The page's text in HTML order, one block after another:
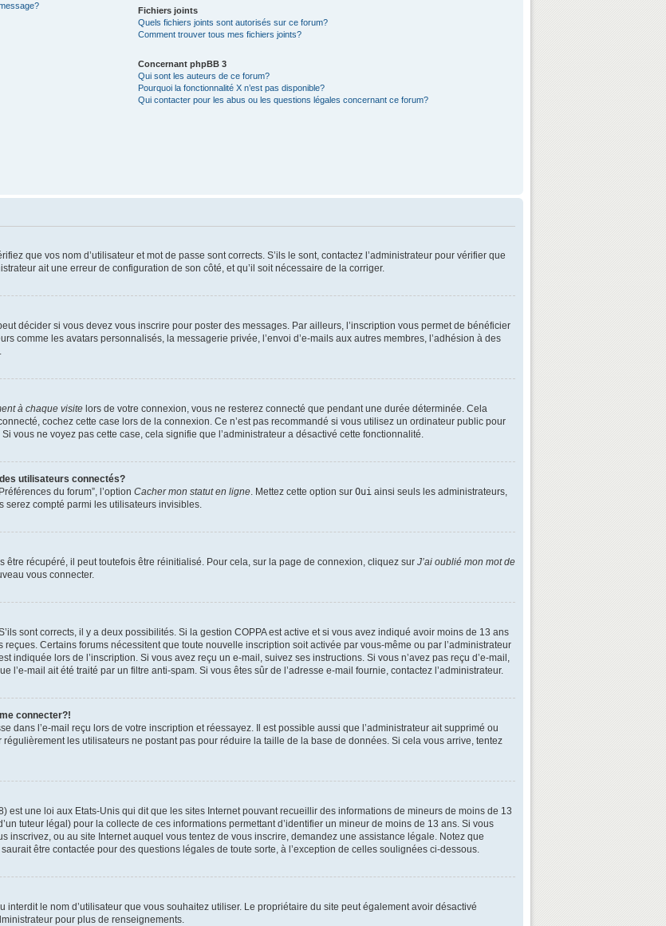
Fichiers joints
Quels fichiers joints sont autorisés sur ce forum?
Comment trouver tous mes fichiers joints?
Concernant phpBB 3
Qui sont les auteurs de ce forum?
Pourquoi la fonctionnalité X n’est pas disponible?
Qui contacter pour les abus ou les questions légales concernant ce forum?
que vos nom d’utilisateur et mot de passe sont corrects. S’ils le sont, contactez l’administrateur pour vérifier que
ait une erreur de configuration de son côté, et qu’il soit nécessaire de la corriger.
décider si vous devez vous inscrire pour poster des messages. Par ailleurs, l’inscription vous permet de bénéficier
comme les avatars personnalisés, la messagerie privée, l’envoi d’e-mails aux autres membres, l’adhésion à des
à chaque visite lors de votre connexion, vous ne resterez connecté que pendant une durée déterminée. Cela
cochez cette case lors de la connexion. Ce n’est pas recommandé si vous utilisez un ordinateur public pour
vous ne voyez pas cette case, cela signifie que l’administrateur a désactivé cette fonctionnalité.
utilisateurs connectés?
du forum”, l’option Cacher mon statut en ligne. Mettez cette option sur Oui ainsi seuls les administrateurs,
serez compté parmi les utilisateurs invisibles.
être récupéré, il peut toutefois être réinitialisé. Pour cela, sur la page de connexion, cliquez sur J’ai oublié mon mot de
vous connecter.
sont corrects, il y a deux possibilités. Si la gestion COPPA est active et si vous avez indiqué avoir moins de 13 ans
reçues. Certains forums nécessitent que toute nouvelle inscription soit activée par vous-même ou par l’administrateur
indiquée lors de l’inscription. Si vous avez reçu un e-mail, suivez ses instructions. Si vous n’avez pas reçu d’e-mail,
l’e-mail ait été traité par un filtre anti-spam. Si vous êtes sûr de l’adresse e-mail fournie, contactez l’administrateur.
connecter?!
dans l’e-mail reçu lors de votre inscription et réessayez. Il est possible aussi que l’administrateur ait supprimé ou
les utilisateurs ne postant pas pour réduire la taille de la base de données. Si cela vous arrive, tentez
est une loi aux Etats-Unis qui dit que les sites Internet pouvant recueillir des informations de mineurs de moins de 13
tuteur légal) pour la collecte de ces informations permettant d’identifier un mineur de moins de 13 ans. Si vous
inscrivez, ou au site Internet auquel vous tentez de vous inscrire, demandez une assistance légale. Notez que
être contactée pour des questions légales de toute sorte, à l’exception de celles soulignées ci-dessous.
interdit le nom d’utilisateur que vous souhaitez utiliser. Le propriétaire du site peut également avoir désactivé
pour plus de renseignements.